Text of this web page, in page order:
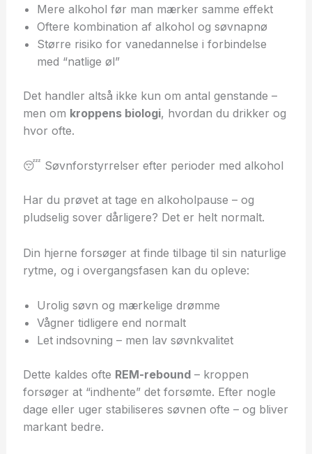
Mere alkohol før man mærker samme effekt
Oftere kombination af alkohol og søvnapnø
Større risiko for vanedannelse i forbindelse
med “natlige øl”
Det handler altså ikke kun om antal genstande –
men om kroppens biologi, hvordan du drikker og
hvor ofte.
😴 Søvnforstyrrelser efter perioder med alkohol
Har du prøvet at tage en alkoholpause – og
pludselig sover dårligere? Det er helt normalt.
Din hjerne forsøger at finde tilbage til sin naturlige
rytme, og i overgangsfasen kan du opleve:
Urolig søvn og mærkelige drømme
Vågner tidligere end normalt
Let indsovning – men lav søvnkvalitet
Dette kaldes ofte REM-rebound– kroppen
forsøger at “indhente” det forsømte. Efter nogle
dage eller uger stabiliseres søvnen ofte – og bliver
markant bedre.